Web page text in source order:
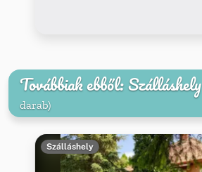
Továbbiak ebből: Szálláshely
darab)
Szálláshely